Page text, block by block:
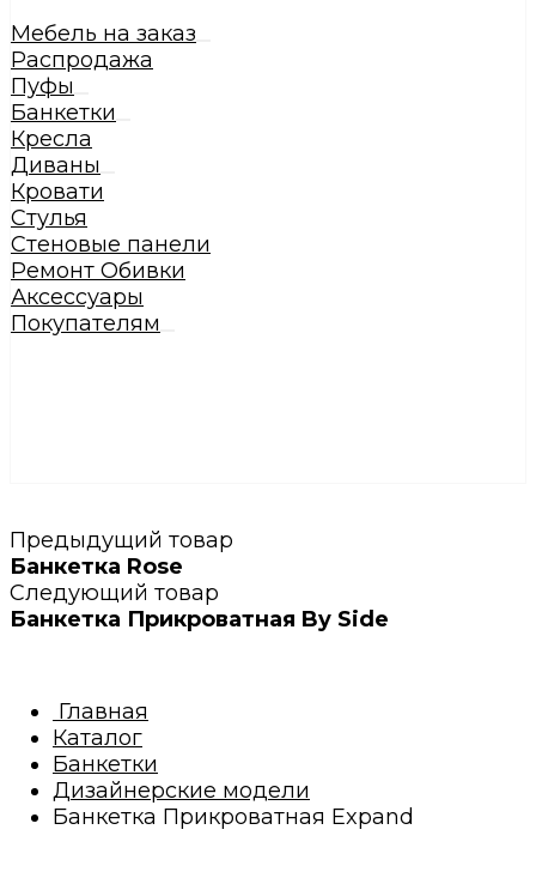
Мебель на заказ
Распродажа
Пуфы
Банкетки
Кресла
Диваны
Кровати
Стулья
Стеновые панели
Ремонт Обивки
Аксессуары
Покупателям
Предыдущий товар
Банкетка Rose
Следующий товар
Банкетка Прикроватная By Side
Главная
Каталог
Банкетки
Дизайнерские модели
Банкетка Прикроватная Expand